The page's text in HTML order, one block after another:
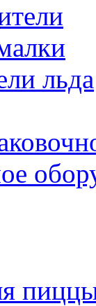
льда